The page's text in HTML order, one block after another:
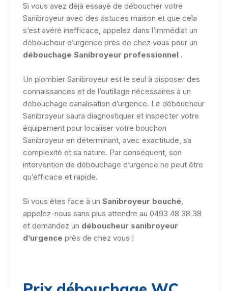
Si vous avez déjà essayé de déboucher votre
Sanibroyeur avec des astuces maison et que cela
s’est avéré inefficace, appelez dans l’immédiat un
déboucheur d’urgence près de chez vous pour un
débouchage Sanibroyeur professionnel .
Un plombier Sanibroyeur est le seul à disposer des
connaissances et de l’outillage nécessaires à un
débouchage canalisation d’urgence. Le déboucheur
Sanibroyeur saura diagnostiquer et inspecter votre
équipement pour localiser votre bouchon
Sanibroyeur en déterminant, avec exactitude, sa
complexité et sa nature. Par conséquent, son
intervention de débouchage d’urgence ne peut être
qu’efficace et rapide.
Si vous êtes face à un Sanibroyeur bouché
appelez-nous sans plus attendre au 0493 48 38 38
et demandez un déboucheur sanibroyeur
d’urgence près de chez vous !